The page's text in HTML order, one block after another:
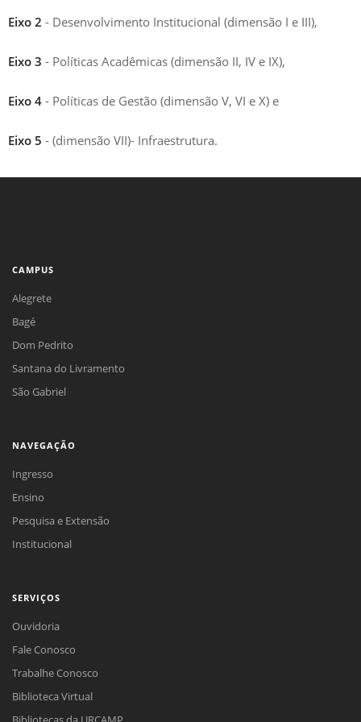
Eixo 2 - Desenvolvimento Institucional (dimensão I e III),
Eixo 3 - Políticas Acadêmicas (dimensão II, IV e IX),
Eixo 4 - Políticas de Gestão (dimensão V, VI e X) e
Eixo 5 - (dimensão VII)- Infraestrutura.
CAMPUS
Alegrete
Bagé
Dom Pedrito
Santana do Livramento
São Gabriel
NAVEGAÇÃO
Ingresso
Ensino
Pesquisa e Extensão
Institucional
SERVIÇOS
Ouvidoria
Fale Conosco
Trabalhe Conosco
Biblioteca Virtual